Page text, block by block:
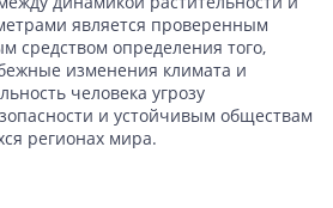
является проверенным
определения того,
изменения климата и
человека угрозу
и устойчивым обществам
регионах мира.